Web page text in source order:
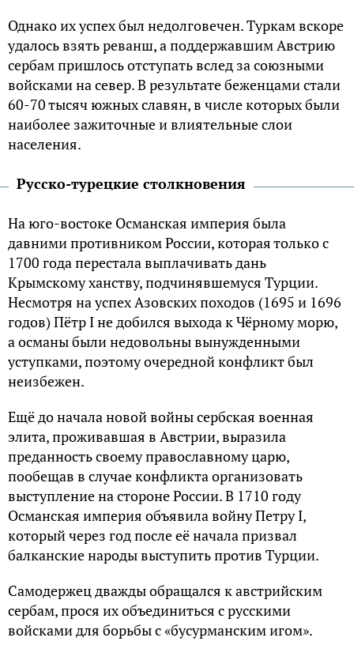
Однако их успех был недолговечен. Туркам вскоре
удалось взять реванш, а поддержавшим Австрию
сербам пришлось отступать вслед за союзными
войсками на север. В результате беженцами стали
60-70 тысяч южных славян, в числе которых были
наиболее зажиточные и влиятельные слои
населения.
Русско-турецкие столкновения
На юго-востоке Османская империя была
давними противником России, которая только с
1700 года перестала выплачивать дань
Крымскому ханству, подчинявшемуся Турции.
Несмотря на успех Азовских походов (1695 и 1696
годов) Пётр I не добился выхода к Чёрному морю,
а османы были недовольны вынужденными
уступками, поэтому очередной конфликт был
неизбежен.
Ещё до начала новой войны сербская военная
элита, проживавшая в Австрии, выразила
преданность своему православному царю,
пообещав в случае конфликта организовать
выступление на стороне России. В 1710 году
Османская империя объявила войну Петру I,
который через год после её начала призвал
балканские народы выступить против Турции.
Самодержец дважды обращался к австрийским
сербам, прося их объединиться с русскими
войсками для борьбы с «бусурманским игом».